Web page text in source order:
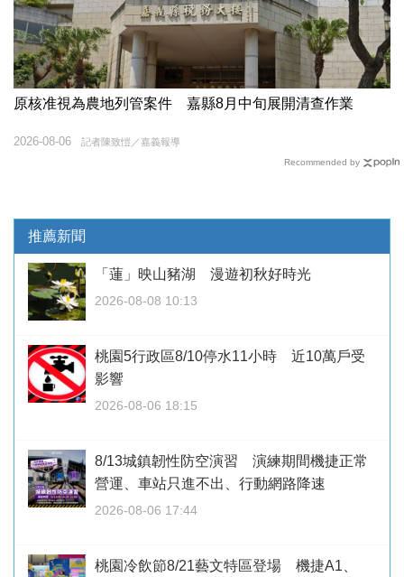
原核准視為農地列管案件 嘉縣8月中旬展開清查作業
記者陳致愷／嘉義報導
2026-08-06
Recommended by
推薦新聞
「蓮」映山豬湖 漫遊初秋好時光
2026-08-08 10:13
桃園5行政區8/10停水11小時 近10萬戶受
影響
2026-08-06 18:15
8/13城鎮韌性防空演習 演練期間機捷正常
營運、車站只進不出、行動網路降速
2026-08-06 17:44
桃園冷飲節8/21藝文特區登場 機捷A1、